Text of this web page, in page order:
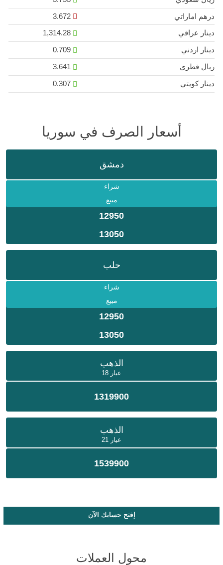
درهم اماراتي
3.672
دينار عراقي
1,314.28
دينار اردني
0.709
ريال قطري
دينار كويتي
0.307
أسعار الصرف في سوريا
دمشق
شراء
مبيع
12950
13050
حلب
شراء
مبيع
12950
13050
الذهب
عيار 18
1319900
الذهب
عيار 21
1539900
إفتح حسابك الآن
محول العملات